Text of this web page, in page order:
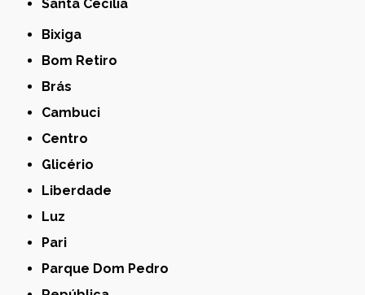
Santa Cecília
Bixiga
Bom Retiro
Brás
Cambuci
Centro
Glicério
Liberdade
Luz
Pari
Parque Dom Pedro